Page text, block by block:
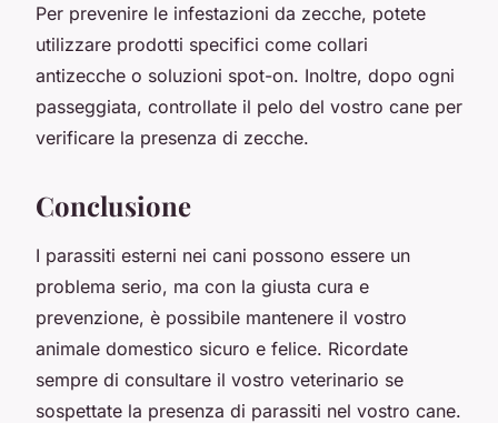
Per prevenire le infestazioni da zecche, potete
utilizzare prodotti specifici come collari
antizecche o soluzioni spot-on. Inoltre, dopo ogni
passeggiata, controllate il pelo del vostro cane per
verificare la presenza di zecche.
Conclusione
I parassiti esterni nei cani possono essere un
problema serio, ma con la giusta cura e
prevenzione, è possibile mantenere il vostro
animale domestico sicuro e felice. Ricordate
sempre di consultare il vostro veterinario se
sospettate la presenza di parassiti nel vostro cane.